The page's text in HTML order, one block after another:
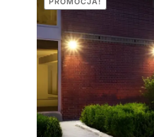
PROMOCJA!